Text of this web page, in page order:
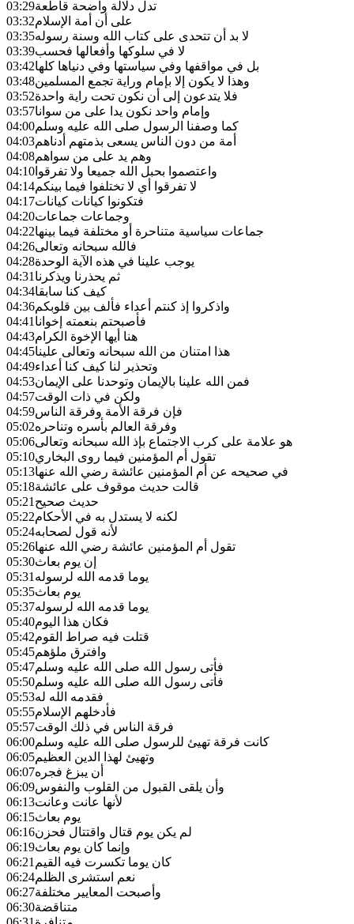
03:29تدل دلالة واضحة قاطعة
03:32على أن أمة الإسلام
03:35لا بد أن تتحدى على كتاب الله وسنة رسوله
03:39لا في سلوكها وأفعالها فحسب
03:42بل في مواقفها وفي سياستها وفي دنياها كلها
03:48وهذا لا يكون إلا بإمام وراية تجمع المسلمين
03:52فلا يتدعون إلى أن نكون تحت راية واحدة
03:57وإمام واحد نكون يدا على من سوانا
04:00كما وصفنا الرسول صلى الله عليه وسلم
04:03أمة من دون الناس يسعى بذمتهم أدناهم
04:08وهم يد على من سواهم
04:10 واعتصموا بحبل الله جميعا ولا تفرقوا
04:14لا تفرقوا أي لا تختلفوا فيما بينكم
04:17فتكونوا كيانات كيانات
04:20وجماعات جماعات
04:22جماعات سياسية متناحرة أو مختلفة فيما بينها
04:26فالله سبحانه وتعالى
04:28يوجب علينا في هذه الآية الوحدة
04:31ثم يحذرنا ويذكرنا
04:34كيف كنا سابقا
04:36واذكروا إذ كنتم أعداء فألف بين قلوبكم
04:41فأصبحتم بنعمته إخوانا
04:43هنا أيها الإخوة الكرام
04:45هذا امتنان من الله سبحانه وتعالى علينا
04:49وتحذير لنا كيف كنا أعداء
04:53فمن الله علينا بالإيمان وتوحدنا على الإيمان
04:57ولكن في ذات الوقت
04:59فإن فرقة الأمة وفرقة الناس
05:02وفرقة العالم بأسره وتناحره
05:06هو علامة على كرب الاجتماع بإذ الله سبحانه وتعالى
05:10تقول أم المؤمنين فيما روى البخاري
05:13في صحيحه عن أم المؤمنين عائشة رضي الله عنها
05:18قالت حديث موقوف على عائشة
05:21حديث صحيح
05:22لكنه لا يستدل به في الأحكام
05:24لأنه قول لصحابه
05:26تقول أم المؤمنين عائشة رضي الله عنها
05:30إن يوم بعاث
05:31يوما قدمه الله لرسوله
05:35يوم بعاث
05:37يوما قدمه الله لرسوله
05:40فكان هذا اليوم
05:42قتلت فيه صراط القوم
05:45وافترق ملؤهم
05:47فأتى رسول الله صلى الله عليه وسلم
05:50فأتى رسول الله صلى الله عليه وسلم
05:53فقدمه الله له
05:55فأدخلهم الإسلام
05:57فرقة الناس في ذلك الوقت
06:00كانت فرقة تهيئ للرسول صلى الله عليه وسلم
06:05وتهيئ لهذا الدين العظيم
06:07أن يبزغ فجره
06:09وأن يلقى القبول من القلوب والنفوس
06:13لأنها عانت وعانت
06:15يوم بعاث
06:16لم يكن يوم قتال واقتتال فحزن
06:19وإنما كان يوم بعاث
06:21كان يوما تكسرت فيه القيم
06:24نعم استشرى الظلم
06:27وأصبحت المعايير مختلفة
06:30متناقضة